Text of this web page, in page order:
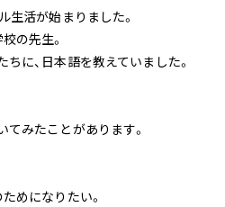
生活が始まりました。
の先生。
に、日本語を教えていました。
みたことがあります。
めになりたい。